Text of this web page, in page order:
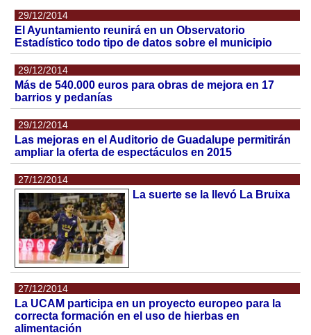
29/12/2014
El Ayuntamiento reunirá en un Observatorio
Estadístico todo tipo de datos sobre el municipio
29/12/2014
Más de 540.000 euros para obras de mejora en 17
barrios y pedanías
29/12/2014
Las mejoras en el Auditorio de Guadalupe permitirán
ampliar la oferta de espectáculos en 2015
27/12/2014
La suerte se la llevó La Bruixa
27/12/2014
La UCAM participa en un proyecto europeo para la
correcta formación en el uso de hierbas en
alimentación